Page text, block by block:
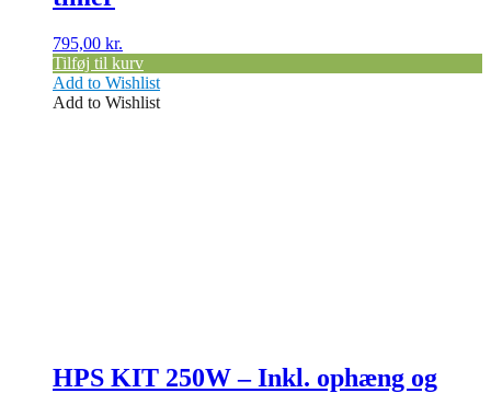
795,00 kr.
Tilføj til kurv
Add to Wishlist
Add to Wishlist
HPS KIT 250W – Inkl. ophæng og